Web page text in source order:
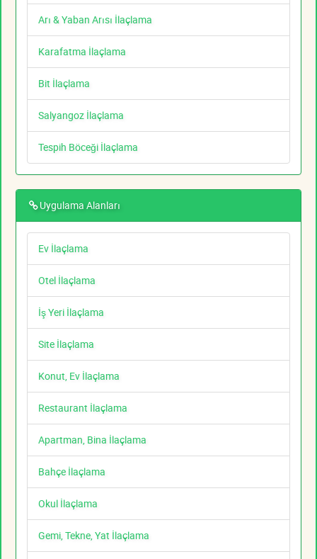
Arı & Yaban Arısı İlaçlama
Karafatma İlaçlama
Bit İlaçlama
Salyangoz İlaçlama
Tespih Böceği İlaçlama
Uygulama Alanları
Ev İlaçlama
Otel İlaçlama
İş Yeri İlaçlama
Site İlaçlama
Konut, Ev İlaçlama
Restaurant İlaçlama
Apartman, Bina İlaçlama
Bahçe İlaçlama
Okul İlaçlama
Gemi, Tekne, Yat İlaçlama